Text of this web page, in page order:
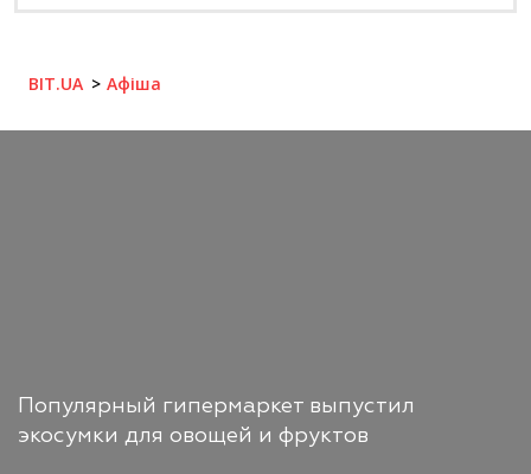
BIT.UA Афіша
Популярный гипермаркет выпустил
экосумки для овощей и фруктов